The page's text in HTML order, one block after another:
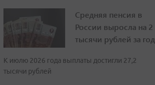
Средняя пенсия в
России выросла на 2
тысячи рублей за год
К июлю 2026 года выплаты достигли 27,2
тысячи рублей